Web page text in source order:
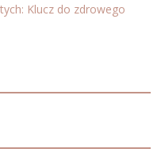
Klucz do zdrowego